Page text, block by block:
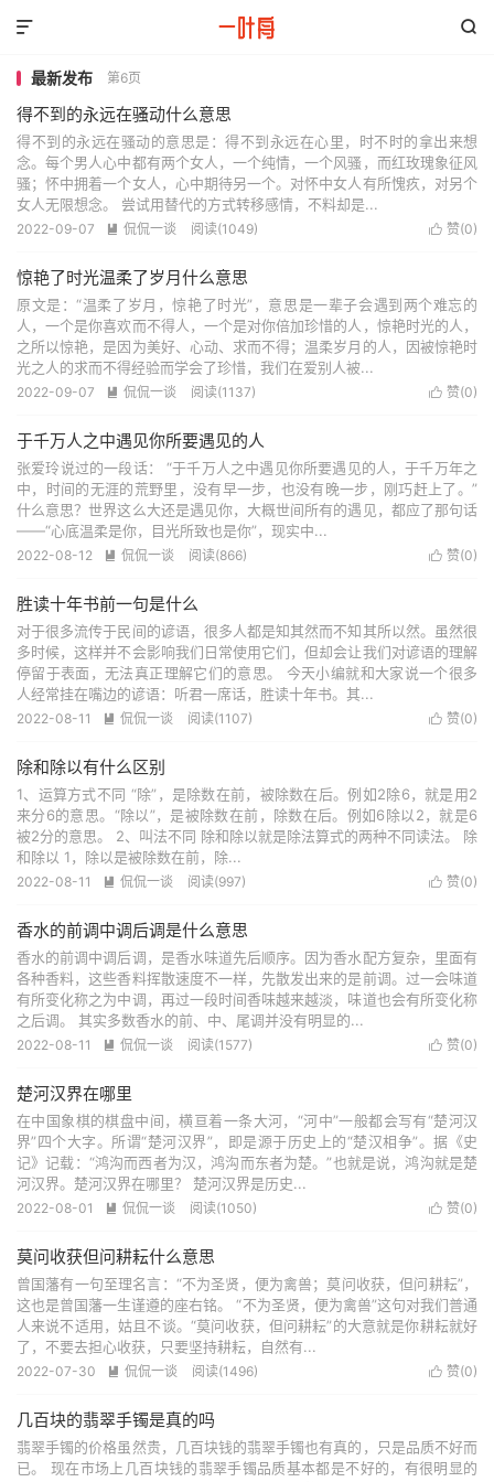


最新发布 第6页
得不到的永远在骚动什么意思
得不到的永远在骚动的意思是：得不到永远在心里，时不时的拿出来想
念。每个男人心中都有两个女人，一个纯情，一个风骚，而红玫瑰象征风
骚；怀中拥着一个女人，心中期待另一个。对怀中女人有所愧疚，对另个
女人无限想念。 尝试用替代的方式转移感情，不料却是...
 赞(0)
2022-09-07  侃侃一谈 阅读(1049)
惊艳了时光温柔了岁月什么意思
原文是：“温柔了岁月，惊艳了时光”，意思是一辈子会遇到两个难忘的
人，一个是你喜欢而不得人，一个是对你倍加珍惜的人，惊艳时光的人，
之所以惊艳，是因为美好、心动、求而不得；温柔岁月的人，因被惊艳时
光之人的求而不得经验而学会了珍惜，我们在爱别人被...
 赞(0)
2022-09-07  侃侃一谈 阅读(1137)
于千万人之中遇见你所要遇见的人
张爱玲说过的一段话： “于千万人之中遇见你所要遇见的人，于千万年之
中，时间的无涯的荒野里，没有早一步，也没有晚一步，刚巧赶上了。”
什么意思？世界这么大还是遇见你，大概世间所有的遇见，都应了那句话
——“心底温柔是你，目光所致也是你”，现实中...
 赞(0)
2022-08-12  侃侃一谈 阅读(866)
胜读十年书前一句是什么
对于很多流传于民间的谚语，很多人都是知其然而不知其所以然。虽然很
多时候，这样并不会影响我们日常使用它们，但却会让我们对谚语的理解
停留于表面，无法真正理解它们的意思。 今天小编就和大家说一个很多
人经常挂在嘴边的谚语：听君一席话，胜读十年书。其...
 赞(0)
2022-08-11  侃侃一谈 阅读(1107)
除和除以有什么区别
1、运算方式不同 “除”，是除数在前，被除数在后。例如2除6，就是用2
来分6的意思。“除以”，是被除数在前，除数在后。例如6除以2，就是6
被2分的意思。 2、叫法不同 除和除以就是除法算式的两种不同读法。 除
和除以 1，除以是被除数在前，除...
 赞(0)
2022-08-11  侃侃一谈 阅读(997)
香水的前调中调后调是什么意思
香水的前调中调后调，是香水味道先后顺序。因为香水配方复杂，里面有
各种香料，这些香料挥散速度不一样，先散发出来的是前调。过一会味道
有所变化称之为中调，再过一段时间香味越来越淡，味道也会有所变化称
之后调。 其实多数香水的前、中、尾调并没有明显的...
 赞(0)
2022-08-11  侃侃一谈 阅读(1577)
楚河汉界在哪里
在中国象棋的棋盘中间，横亘着一条大河，“河中”一般都会写有“楚河汉
界”四个大字。所谓“楚河汉界”，即是源于历史上的“楚汉相争”。据《史
记》记载：“鸿沟而西者为汉，鸿沟而东者为楚。”也就是说，鸿沟就是楚
河汉界。楚河汉界在哪里？ 楚河汉界是历史...
 赞(0)
2022-08-01  侃侃一谈 阅读(1050)
莫问收获但问耕耘什么意思
曾国藩有一句至理名言：“不为圣贤，便为禽兽；莫问收获，但问耕耘”，
这也是曾国藩一生谨遵的座右铭。 “不为圣贤，便为禽兽”这句对我们普通
人来说不适用，姑且不谈。“莫问收获，但问耕耘”的大意就是你耕耘就好
了，不要去担心收获，只要坚持耕耘，自然有...
 赞(0)
2022-07-30  侃侃一谈 阅读(1496)
几百块的翡翠手镯是真的吗
翡翠手镯的价格虽然贵，几百块钱的翡翠手镯也有真的，只是品质不好而
已。 现在市场上几百块钱的翡翠手镯品质基本都是不好的，有很明显的